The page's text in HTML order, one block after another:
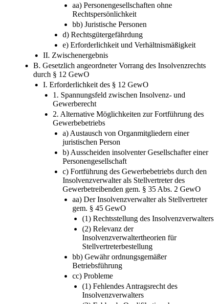
aa) Personengesellschaften ohne
Rechtspersönlichkeit
bb) Juristische Personen
d) Rechtsgütergefährdung
e) Erforderlichkeit und Verhältnismäßigkeit
II. Zwischenergebnis
B. Gesetzlich angeordneter Vorrang des Insolvenzrechts
durch § 12 GewO
I. Erforderlichkeit des § 12 GewO
1. Spannungsfeld zwischen Insolvenz- und
Gewerberecht
2. Alternative Möglichkeiten zur Fortführung des
Gewerbebetriebs
a) Austausch von Organmitgliedern einer
juristischen Person
b) Ausscheiden insolventer Gesellschafter einer
Personengesellschaft
c) Fortführung des Gewerbebetriebs durch den
Insolvenzverwalter als Stellvertreter des
Gewerbetreibenden gem. § 35 Abs. 2 GewO
aa) Der Insolvenzverwalter als Stellvertreter
gem. § 45 GewO
(1) Rechtsstellung des Insolvenzverwalters
(2) Relevanz der
Insolvenzverwaltertheorien für
Stellvertreterbestellung
bb) Gewähr ordnungsgemäßer
Betriebsführung
cc) Probleme
(1) Fehlendes Antragsrecht des
Insolvenzverwalters